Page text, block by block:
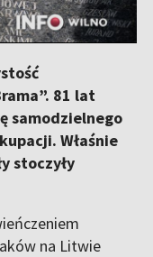
81 lat
samodzielnego
Właśnie
stoczyły
na Litwie